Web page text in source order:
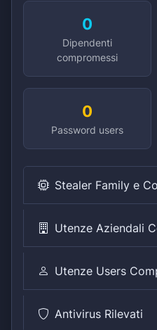
0
Dipendenti
compromessi
0
Password users
Stealer Family e
Utenze Aziendali
Utenze Users
Antivirus Rilevati